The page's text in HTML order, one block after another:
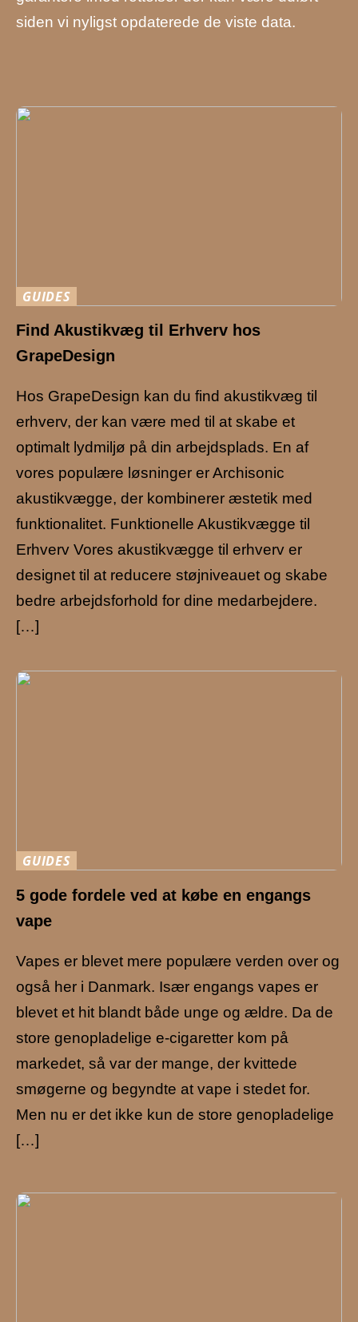
siden vi nyligst opdaterede de viste data.
GUIDES
Find Akustikvæg til Erhverv hos
GrapeDesign
Hos GrapeDesign kan du find akustikvæg til
erhverv, der kan være med til at skabe et
optimalt lydmiljø på din arbejdsplads. En af
vores populære løsninger er Archisonic
akustikvægge, der kombinerer æstetik med
funktionalitet. Funktionelle Akustikvægge til
Erhverv Vores akustikvægge til erhverv er
designet til at reducere støjniveauet og skabe
bedre arbejdsforhold for dine medarbejdere.
[…]
GUIDES
5 gode fordele ved at købe en engangs
vape
Vapes er blevet mere populære verden over og
også her i Danmark. Især engangs vapes er
blevet et hit blandt både unge og ældre. Da de
store genopladelige e-cigaretter kom på
markedet, så var der mange, der kvittede
smøgerne og begyndte at vape i stedet for.
Men nu er det ikke kun de store genopladelige
[…]